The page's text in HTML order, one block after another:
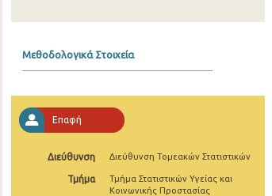
2014
2013
2012
2011
Μεθοδολογικά Στοιχεία
Επαφή
Διεύθυνση Διεύθυνση Τομεακών Στατιστικών
Τμήμα
Τμήμα Στατιστικών Υγείας και
Κοινωνικής Προστασίας